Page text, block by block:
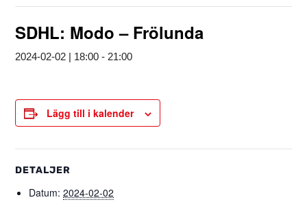
SDHL: Modo – Frölunda
2024-02-02 | 18:00 - 21:00
Lägg till i kalender
DETALJER
Datum: 2024-02-02